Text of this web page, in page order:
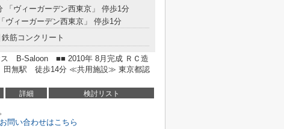
「ヴィーガーデン西東京」 停歩1分
ヴィーガーデン西東京」 停歩1分
鉄筋コンクリート
B-Saloon ■■ 2010年 8月完成 ＲＣ造
無駅 徒歩14分 ≪共用施設≫ 東京都認
詳細 検討リスト
問い合わせはこちら